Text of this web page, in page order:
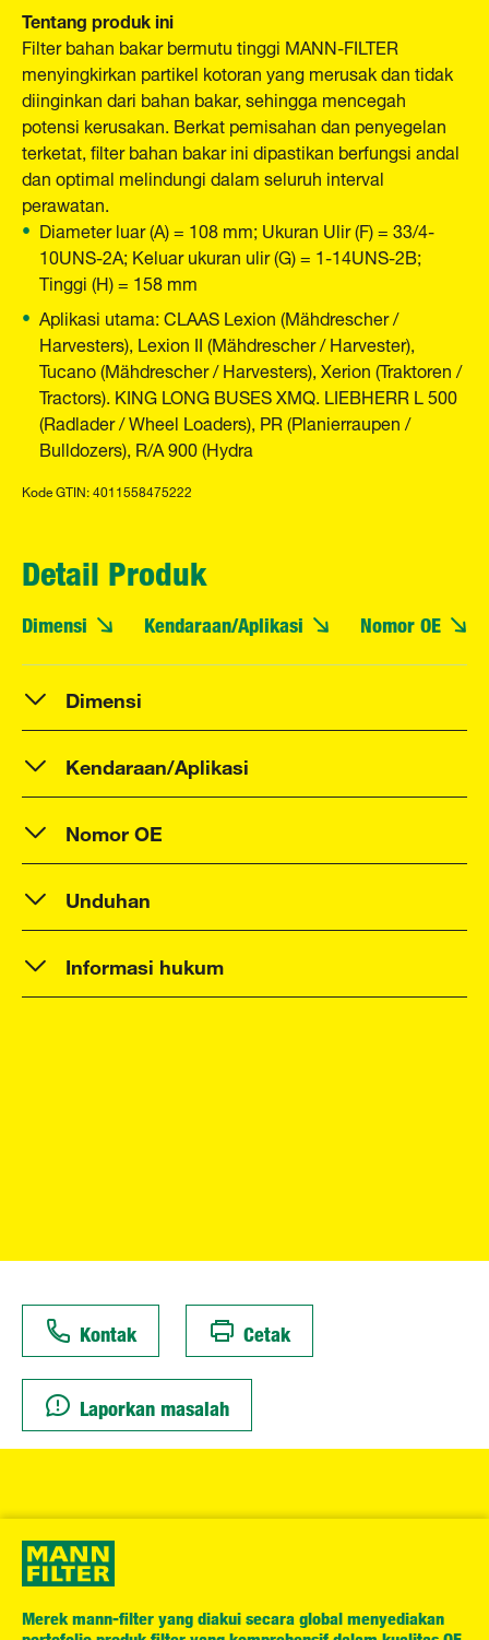
Tentang produk ini
Filter bahan bakar bermutu tinggi MANN-FILTER
menyingkirkan partikel kotoran yang merusak dan tidak
diinginkan dari bahan bakar, sehingga mencegah
potensi kerusakan. Berkat pemisahan dan penyegelan
terketat, filter bahan bakar ini dipastikan berfungsi andal
dan optimal melindungi dalam seluruh interval
perawatan.
Diameter luar (A) = 108 mm; Ukuran Ulir (F) = 33/4-
10UNS-2A; Keluar ukuran ulir (G) = 1-14UNS-2B;
Tinggi (H) = 158 mm
Aplikasi utama: CLAAS Lexion (Mähdrescher /
Harvesters), Lexion II (Mähdrescher / Harvester),
Tucano (Mähdrescher / Harvesters), Xerion (Traktoren /
Tractors). KING LONG BUSES XMQ. LIEBHERR L 500
(Radlader / Wheel Loaders), PR (Planierraupen /
Bulldozers), R/A 900 (Hydra
Kode GTIN: 4011558475222
Detail Produk
Dimensi Kendaraan/Aplikasi Nomor OE
Dimensi
Kendaraan/Aplikasi
Nomor OE
Unduhan
Informasi hukum
Kontak Cetak
Laporkan masalah
Merek mann-filter yang diakui secara global menyediakan